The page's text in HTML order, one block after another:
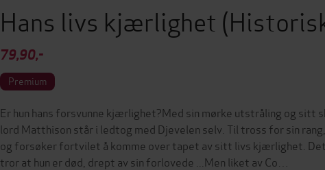
Hans livs kjærlighet
79,90,-
Premium
Er hun hans forsvunne kjærlighet?Med sin mørke utstråling og sitt
lord Matthison står i ledtog med Djevelen selv. Til tross for sin
og forsøker fortvilet å komme over tapet av sitt livs kjærlighet. Det
tror at hun er død, drept av sin forlovede ...Men liket av Co…